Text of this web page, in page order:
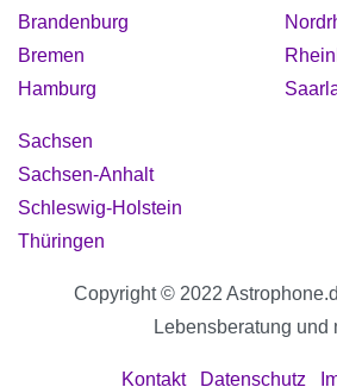
Brandenburg
Bremen
Hamburg
Sachsen
Sachsen-Anhalt
Schleswig-Holstein
Thüringen
Copyright © 2022
Lebensberatung und
Kontakt Datenschutz